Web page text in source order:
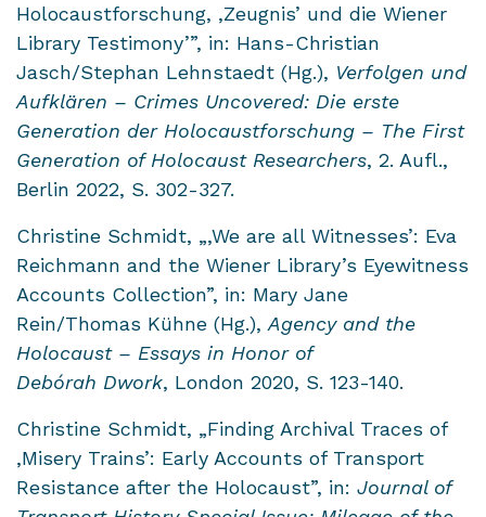
Holocaustforschung, ,Zeugnis’ und die Wiener
Library Testimony’”, in: Hans-Christian
Jasch/Stephan Lehnstaedt (Hg.), Verfolgen und
Aufklären – Crimes Uncovered: Die erste
Generation der Holocaustforschung – The First
Generation of Holocaust Researchers, 2. Aufl.,
Berlin 2022, S. 302-327.
Christine Schmidt, „,We are all Witnesses’: Eva
Reichmann and the Wiener Library’s Eyewitness
Accounts Collection”, in: Mary Jane
Rein/Thomas Kühne (Hg.), Agency and the
Holocaust – Essays in Honor of
Debórah Dwork, London 2020, S. 123-140.
Christine Schmidt, „Finding Archival Traces of
,Misery Trains’: Early Accounts of Transport
Resistance after the Holocaust”, in: Journal of